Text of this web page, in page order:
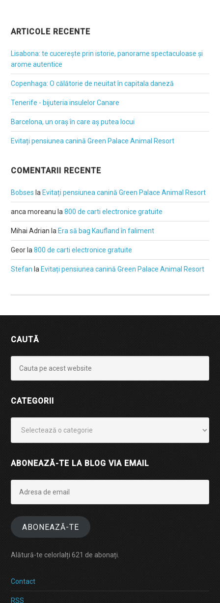
ARTICOLE RECENTE
Lisabona: te cucerește prin istorie, panorame spectaculoase și
arome autentice
Copenhaga: O călătorie de neuitat în capitala daneză
Tenerife - bijuteria insulelor Canare
Barcelona, un oraș în care aș putea locui
Evitați pensiunea canină Green Palace Animal Resort
COMENTARII RECENTE
Bobses la Evitați pensiunea canină Green Palace Animal Resort
anca moreanu la800 de carti electronice gratuite
Mihai Adrian la Era să bag Kaufland în faliment
Geor la800 de carti electronice gratuite
Stefan la Evitați pensiunea canină Green Palace Animal Resort
CAUTĂ
CATEGORII
ABONEAZĂ-TE LA BLOG VIA EMAIL
email
ABONEAZĂ-TE
Alătură-te celorlalți 621 de abonați.
Contact
RSS